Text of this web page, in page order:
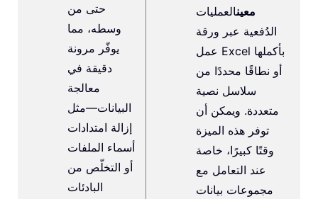
حتى من
وسطه، مما
يوفّر مرونة
دقيقة في
معالجة
البيانات—مثل
إزالة امتدادات
أسماء الملفات
أو التخلّص من
البادئات
معينالعمليات
الدُفعية عبر ورقة
عمل Excel بأكملها
أو نطاقًا محددًا من
سلاسل نصية
متعددة. ويمكن أن
توفر هذه الميزة
وقتًا كبيرًا، خاصة
عند التعامل مع
مجموعات بيانات